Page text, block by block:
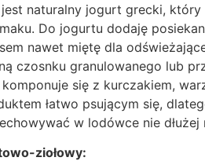
naturalny jogurt grecki,
Do jogurtu dodaję
nawet miętę dla
czosnku granulowanego lub
się z kurczakiem,
łatwo psującym się,
w lodówce nie dłużej
ziołowy: